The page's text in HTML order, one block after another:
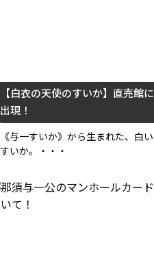
【白衣の天使のすいか】直売館に
出現！
《与一すいか》から生まれた、白い
すいか。・・・